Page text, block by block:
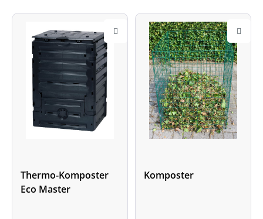
Thermo-Komposter
Eco Master
Komposter